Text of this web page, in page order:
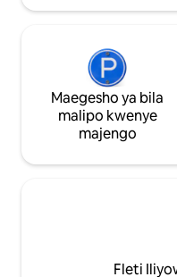
Maegesho ya bila
malipo kwenye
majengo
Fleti